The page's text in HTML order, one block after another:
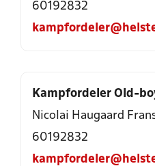
60192832
Kampfordeler Old-
Nicolai Haugaard
60192832